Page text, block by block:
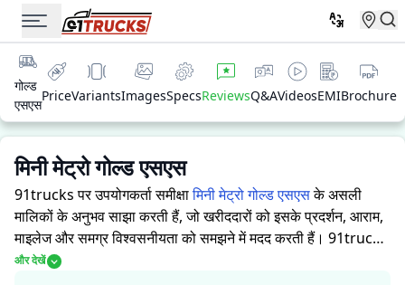
गोल्ड
एसएस
PriceVariantsImagesSpecsReviewsQ&AVideosEMIBrochure
मिनी मेट्रो गोल्ड एसएस
91trucks पर उपयोगकर्ता समीक्षामिनी मेट्रो गोल्ड एसएसके असली
मालिकों के अनुभव साझा करती हैं, जो खरीददारों को इसके प्रदर्शन, आराम,
माइलेज और समग्र विश्वसनीयता को समझने में मदद करती हैं। 91trucks
खरीददारों और मालिकों को सूचित निर्णय लेने में सहायता करने के लिए
और देखें